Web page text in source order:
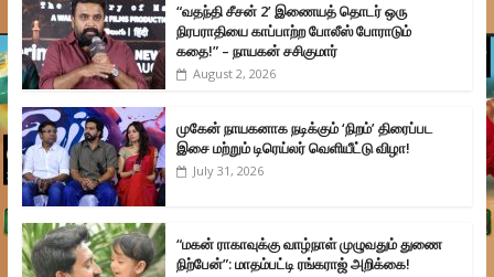
“வதந்தி சீசன் 2’ இணையத் தொடர் ஒரு
நிரபராதியை காப்பாற்ற போலீஸ் போராடும்
கதை!” – நாயகன் சசிகுமார்
August 2, 2026
முகேன் நாயகனாக நடிக்கும் ‘நிறம்’ திரைப்பட
இசை மற்றும் டிரெய்லர் வெளியீட்டு விழா!
July 31, 2026
“மகன் ராகாவுக்கு வாழ்நாள் முழுவதும் துணை
நிற்பேன்”: மாதம்பட்டி ரங்கராஜ் அறிக்கை!